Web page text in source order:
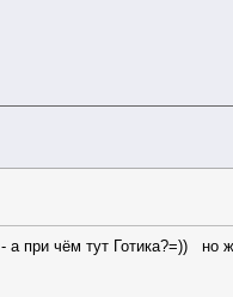
- а при чём тут Готика?=)) но